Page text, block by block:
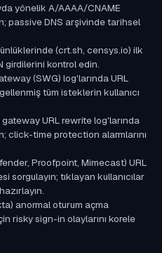
yönelik A/AAAA/CNAME
passive DNS arşivinde tarihsel
(crt.sh, censys.io) ilk
girdilerini kontrol edin.
(SWG) log'larında URL
tüm isteklerin kullanıcı
URL rewrite log'larında
click-time protection alarmlarını
Proofpoint, Mimecast) URL
sorgulayın; tıklayan kullanıcılar
anormal oturum açma
risky sign-in olaylarını korele